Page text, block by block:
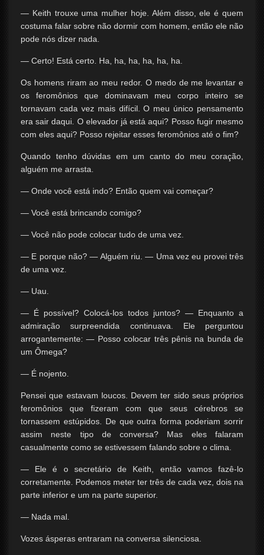
— Keith trouxe uma mulher hoje. Além disso, ele é quem
costuma falar sobre não dormir com homem, então ele não
pode nós dizer nada.
— Certo! Está certo. Ha, ha, ha, ha, ha, ha.
Os homens riram ao meu redor. O medo de me levantar e
os feromônios que dominavam meu corpo inteiro se
tornavam cada vez mais difícil. O meu único pensamento
era sair daqui. O elevador já está aqui? Posso fugir mesmo
com eles aqui? Posso rejeitar esses feromônios até o fim?
Quando tenho dúvidas em um canto do meu coração,
alguém me arrasta.
— Onde você está indo? Então quem vai começar?
— Você está brincando comigo?
— Você não pode colocar tudo de uma vez.
— E porque não? — Alguém riu. — Uma vez eu provei três
de uma vez.
— Uau.
— É possível? Colocá-los todos juntos? — Enquanto a
admiração surpreendida continuava. Ele perguntou
arrogantemente: — Posso colocar três pênis na bunda de
um Ômega?
— É nojento.
Pensei que estavam loucos. Devem ter sido seus próprios
feromônios que fizeram com que seus cérebros se
tornassem estúpidos. De que outra forma poderiam sorrir
assim neste tipo de conversa? Mas eles falaram
casualmente como se estivessem falando sobre o clima.
— Ele é o secretário de Keith, então vamos fazê-lo
corretamente. Podemos meter ter três de cada vez, dois na
parte inferior e um na parte superior.
— Nada mal.
Vozes ásperas entraram na conversa silenciosa.